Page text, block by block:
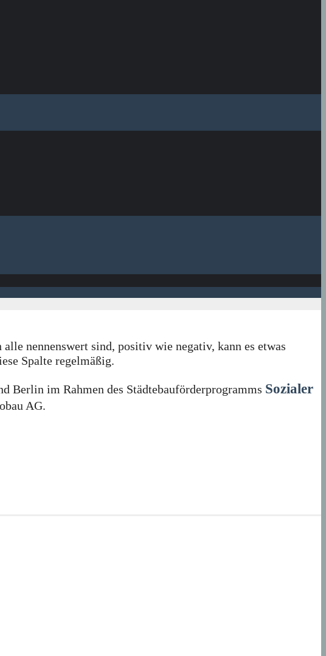
nennenswert sind, positiv wie negativ, kann es etwas
Spalte regelmäßig.
Berlin im Rahmen des Städtebauförderprogramms Sozialer
AG.